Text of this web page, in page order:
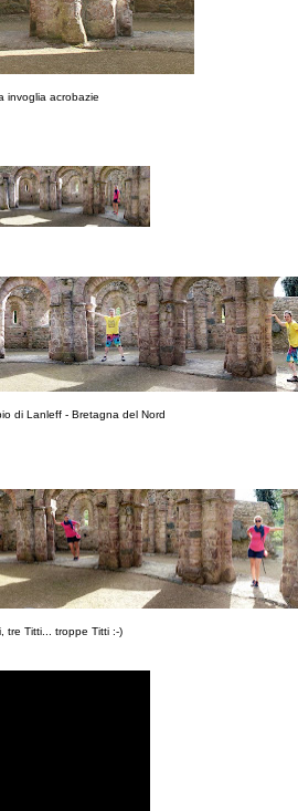
invoglia acrobazie
di Lanleff - Bretagna del Nord
tre Titti... troppe Titti :-)